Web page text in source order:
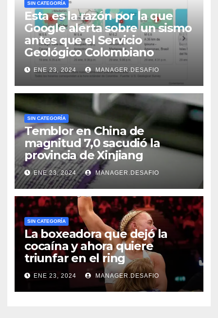
SIN CATEGORÍA
Esta es la razón por la que
Google alerta sobre un sismo
antes que el Servicio
Geológico Colombiano
ENE 23, 2024 MANAGER.DESAFIO
SIN CATEGORÍA
Temblor en China de
magnitud 7,0 sacudió la
provincia de Xinjiang
ENE 23, 2024 MANAGER.DESAFIO
SIN CATEGORÍA
La boxeadora que dejó la
cocaína y ahora quiere
triunfar en el ring​
ENE 23, 2024 MANAGER.DESAFIO